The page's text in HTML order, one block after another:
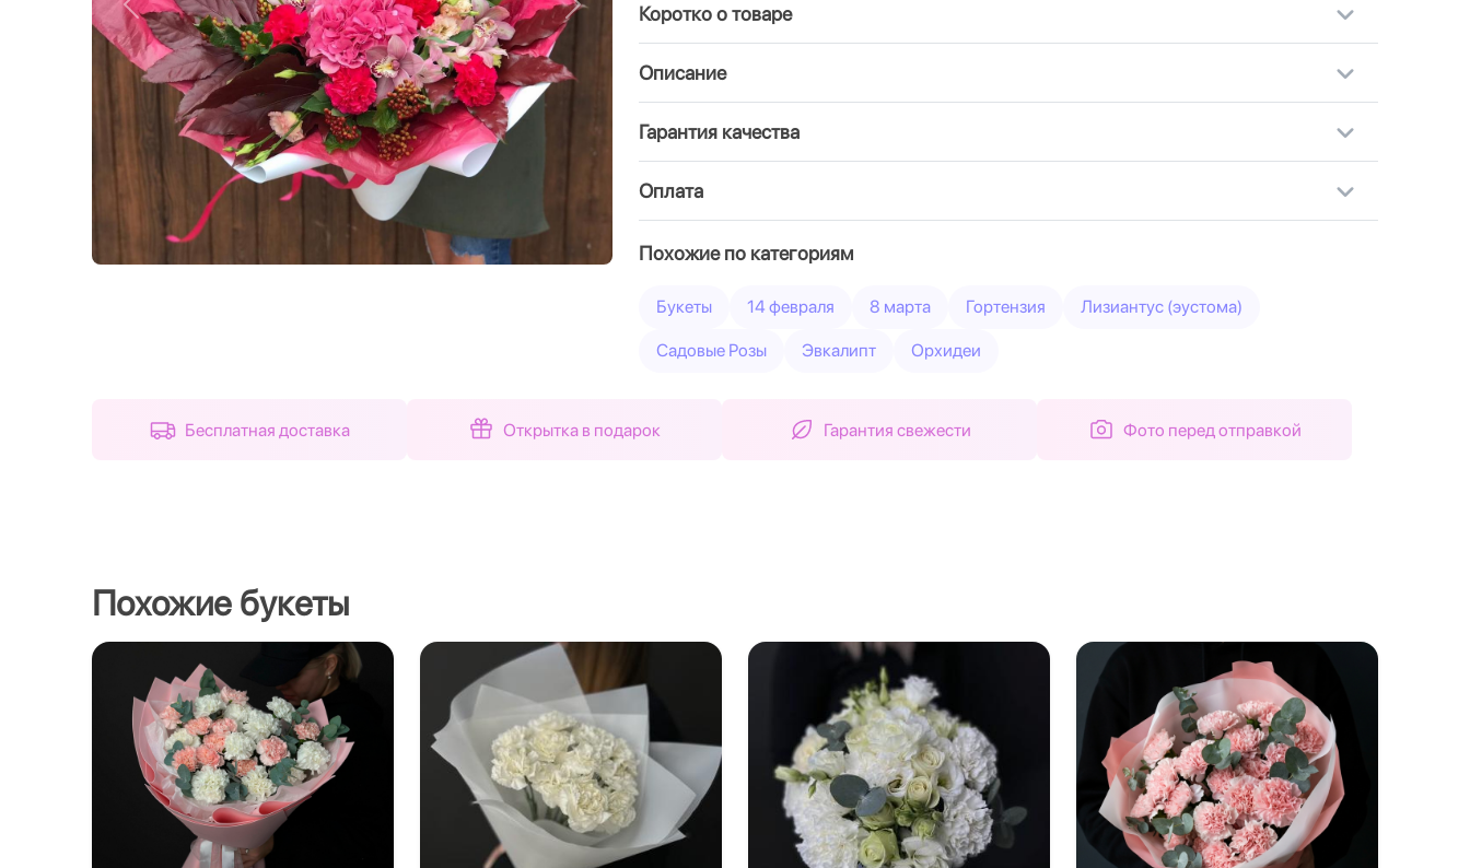
Назад Вперед Коротко о товаре
Описание
Гарантия качества
Оплата
Похожие по категориям
Букеты 14 февраля 8 марта Гортензия Лизиантус (эустома)
Садовые Розы Эвкалипт Орхидеи
Бесплатная доставка Открытка в подарок Гарантия свежести Фото перед отправкой
Похожие букеты